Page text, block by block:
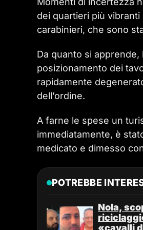
dei quartieri più vibranti
carabinieri, che sono
Da quanto si
posizionamento dei
rapidamente
dell’ordine.
A farne le spese un
immediatamente, è
medicato e dimesso
POTREBBE
Nola,
«cavalli